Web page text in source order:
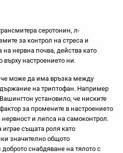
серотонин, л-
за контрол на стреса и
нервна почва, действа като
настроението ни.
че може да има връзка между
на триптофан. Например
установило, че ниските
за промените в настроението
и липса на самоконтрол.
същата роля като
значително общото
снабдяване на тялото с